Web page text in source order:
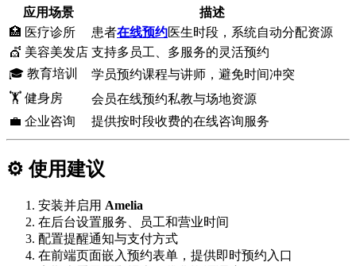
应用场景
描述
🏥 医疗诊所
患者在线预约医生时段，系统自动分配资源
💇 美容美发店 支持多员工、多服务的灵活预约
🎓 教育培训
学员预约课程与讲师，避免时间冲突
🏋 健身房
会员在线预约私教与场地资源
💼 企业咨询
提供按时段收费的在线咨询服务
⚙️ 使用建议
安装并启用 Amelia
在后台设置服务、员工和营业时间
配置提醒通知与支付方式
在前端页面嵌入预约表单，提供即时预约入口